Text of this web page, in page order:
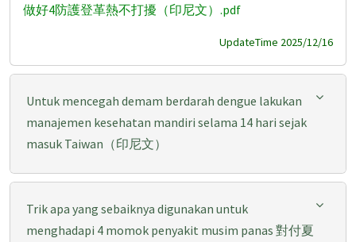
做好4防護登革熱不打擾（印尼文）.pdf
UpdateTime 2025/12/16
Untuk mencegah demam berdarah dengue lakukan
manajemen kesehatan mandiri selama 14 hari sejak
masuk Taiwan（印尼文）
Trik apa yang sebaiknya digunakan untuk
menghadapi 4 momok penyakit musim panas 對付夏